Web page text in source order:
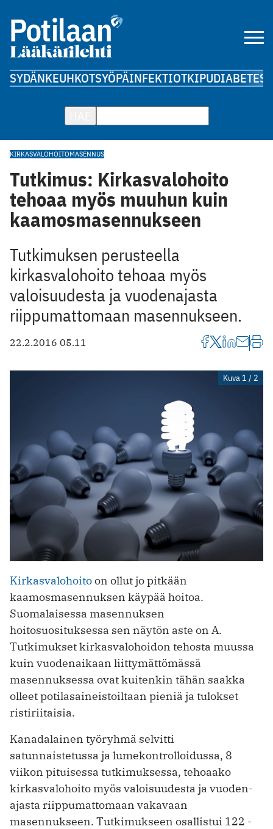
SYDÄNKEUHKOTSYÖPÄINFEKTIOTKIPUDIABETES
KIRKASVALOHOITOMASENNUS
Tutkimus: Kirkasvalohoito
tehoaa myös muuhun kuin
kaamosmasennukseen
Tutkimuksen perusteella
kirkasvalohoito tehoaa myös
valoisuudesta ja vuodenajasta
riippumattomaan masennukseen.
22.2.2016 05.11
Kuva 1 / 2
Kirkasvalohoitoon ollut jo pitkään
kaamosmasennuksen käypää hoitoa.
Suomalaisessa masennuksen
hoitosuosituksessa sen näytön aste on A.
Tutkimukset kirkasvalohoidon tehosta muussa
kuin vuodenaikaan liittymättömässä
masennuksessa ovat kuitenkin tähän saakka
olleet potilasaineistoiltaan pieniä ja tulokset
ristiriitaisia.
Kanadalainen työryhmä selvitti
satunnaistetussa ja lumekontrolloidussa, 8
viikon pituisessa tutkimuksessa, tehoaako
kirkasvalohoito myös valoisuudesta ja vuoden­
ajasta riippumattomaan vakavaan
masennukseen. Tutkimukseen osallistui 122 ­